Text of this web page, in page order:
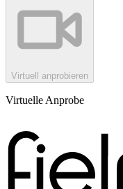
Virtuell anprobieren
Virtuelle Anprobe